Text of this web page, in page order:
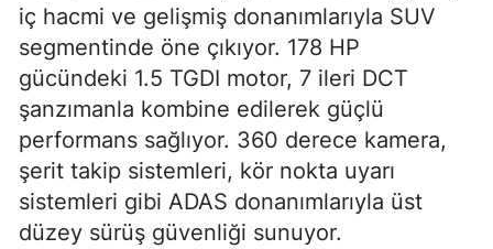
iç hacmi ve gelişmiş donanımlarıyla SUV
segmentinde öne çıkıyor. 178 HP
gücündeki 1.5 TGDI motor, 7 ileri DCT
şanzımanla kombine edilerek güçlü
performans sağlıyor. 360 derece kamera,
şerit takip sistemleri, kör nokta uyarı
sistemleri gibi ADAS donanımlarıyla üst
düzey sürüş güvenliği sunuyor.